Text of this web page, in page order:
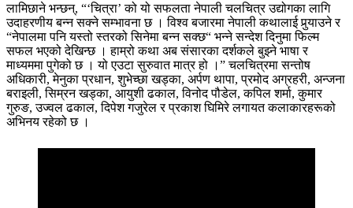
लामिछाने भन्छन्, “‘चित्रा’ को यो सफलता नेपाली चलचित्र उद्योगका लागि
उदाहरणीय बन्न सक्ने सम्भावना छ । विश्व बजारमा नेपाली कथालाई पुर्‍याउने र
“नेपालमा पनि यस्तो स्तरको सिनेमा बन्न सक्छ“ भन्ने सन्देश दिनुमा फिल्म
सफल भएको देखिन्छ । हाम्रो कथा अब संसारका दर्शकले बुझ्ने भाषा र
माध्यममा पुगेको छ । यो एउटा सुरुवात मात्र हो ।” चलचित्रमा सन्तोष
अधिकारी, मेनुका प्रधान, शुभेच्छा खड्का, अर्पण थापा, प्रमोद अग्रहरी, अन्जना
बराइली, सिम्रन खड्का, आयुशी ढकाल, विनोद पौडेल, कपिल शर्मा, कुमार
गुरुङ, उज्वल ढकाल, दिपेश गजुरेल र प्रकाश घिमिरे लगायत कलाकारहरूको
अभिनय रहेको छ ।